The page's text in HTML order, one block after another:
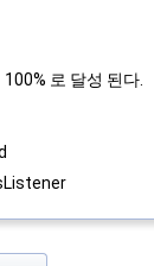
로 달성 된다.